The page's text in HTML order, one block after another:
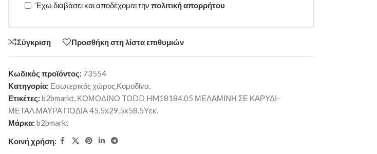
Έχω διαβάσει και αποδέχομαι την πολιτική απορρήτου
Σύγκριση Προσθήκη στη λίστα επιθυμιών
Κωδικός προϊόντος: 73554
Κατηγορία: Εσωτερικός χώρος,Κομοδίνα,
Ετικέτες: b2bmarkt, ΚΟΜΟΔΙΝΟ TODD HM18184.05 ΜΕΛΑΜΙΝΗ ΣΕ ΚΑΡΥΔΙ-
ΜΕΤΑΛ.ΜΑΥΡΑ ΠΟΔΙΑ 45.5x29.5x58.5Υεκ.
Μάρκα: b2bmarkt
Κοινή χρήση: